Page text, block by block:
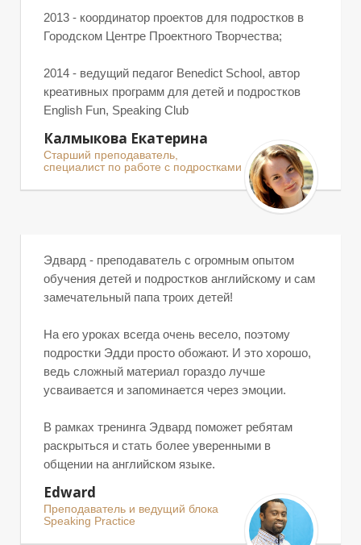
А
К
Ц
2013 - координатор проектов для подростков в
Городском Центре Проектного Творчества;
2014 - ведущий педагог Benedict School, автор
креативных программ для детей и подростков
English Fun, Speaking Club
Калмыкова Екатерина
Старший преподаватель,
специалист по работе с подростками
Эдвард - преподаватель с огромным опытом
обучения детей и подростков английскому и сам
замечательный папа троих детей!
На его уроках всегда очень весело, поэтому
подростки Эдди просто обожают. И это хорошо,
ведь сложный материал гораздо лучше
усваивается и запоминается через эмоции.
В рамках тренинга Эдвард поможет ребятам
раскрыться и стать более уверенными в
общении на английском языке.
Edward
Преподаватель и ведущий блока
Speaking Practice